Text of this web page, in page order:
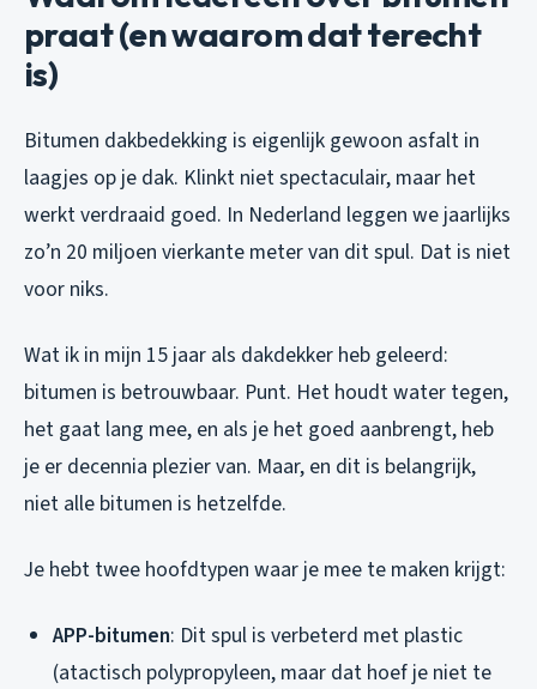
praat (en waarom dat terecht
is)
Bitumen dakbedekking is eigenlijk gewoon asfalt in
laagjes op je dak. Klinkt niet spectaculair, maar het
werkt verdraaid goed. In Nederland leggen we jaarlijks
zo’n 20 miljoen vierkante meter van dit spul. Dat is niet
voor niks.
Wat ik in mijn 15 jaar als dakdekker heb geleerd:
bitumen is betrouwbaar. Punt. Het houdt water tegen,
het gaat lang mee, en als je het goed aanbrengt, heb
je er decennia plezier van. Maar, en dit is belangrijk,
niet alle bitumen is hetzelfde.
Je hebt twee hoofdtypen waar je mee te maken krijgt:
APP-bitumen: Dit spul is verbeterd met plastic
(atactisch polypropyleen, maar dat hoef je niet te